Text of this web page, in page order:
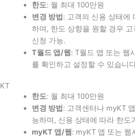
한도: 월 최대 100만원
변경 방법 : 고객의 신용 상태에
하며, 한도 상향을 원할 경우
신청 가능.
T월드 앱/웹 : T월드 앱 또는 웹
를 확인하고 설정할 수 있습니
KT
한도: 월 최대 100만원
변경 방법 : 고객센터나 myKT
능하며, 신용 상태에 따라 한도
myKT 앱/웹 : myKT 앱 또는 웹